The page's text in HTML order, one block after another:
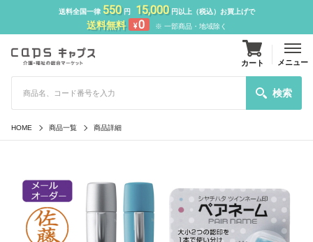
送料全国一律 550円 15,000円以上（税込）お買上げで
送料無料 ¥0 ※ 一部商品・地域除く
検索
カート メニュー
HOME 商品一覧 商品詳細